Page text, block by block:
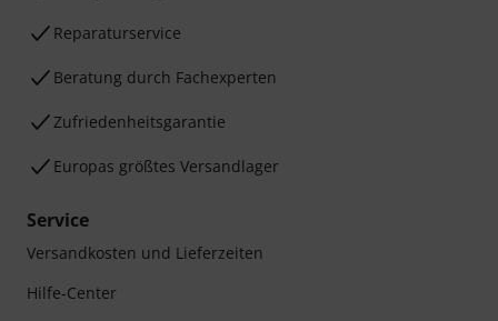
Reparaturservice
Beratung durch Fachexperten
Zufriedenheitsgarantie
Europas größtes Versandlager
Service
Versandkosten und Lieferzeiten
Hilfe-Center